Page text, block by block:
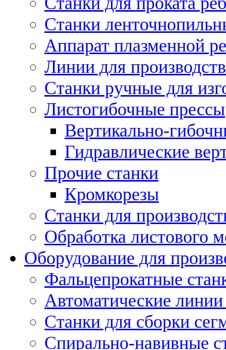
Станки
Аппарат плазменной
Линии для
Станки ручные для
Листогибочные прессы
Вертикально-
Гидравлические
Прочие станки
Кромкорезы
Станки для
Обработка листового
Оборудование для
Фальцепрокатные
Автоматические линии
Станки для сборки
Спирально-навивные